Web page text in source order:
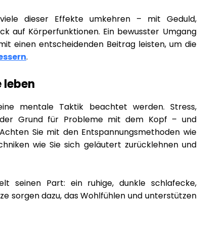
dieser Effekte umkehren – mit Geduld,
auf Körperfunktionen. Ein bewusster Umgang
einen entscheidenden Beitrag leisten, um die
.
leben
mentale Taktik beachtet werden. Stress,
Grund für Probleme mit dem Kopf – und
Sie mit den Entspannungsmethoden wie
wie Sie sich geläutert zurücklehnen und
seinen Part: ein ruhige, dunkle schlafecke,
sorgen dazu, das Wohlfühlen und unterstützen